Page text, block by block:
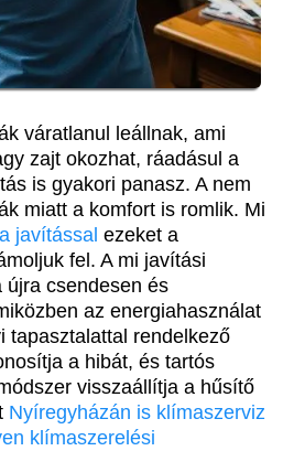
váratlanul leállnak, ami
zajt okozhat, ráadásul a
is gyakori panasz. A nem
miatt a komfort is romlik. Mi
javítással ezeket a
fel. A mi javítási
csendesen és
az energiahasználat
tapasztalattal rendelkező
a hibát, és tartós
visszaállítja a hűsítő
Nyíregyházán is klímaszerviz
klímaszerelési